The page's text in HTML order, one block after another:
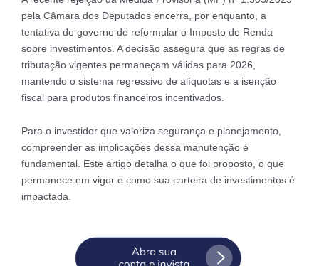
pela Câmara dos Deputados encerra, por enquanto, a
tentativa do governo de reformular o Imposto de Renda
sobre investimentos. A decisão assegura que as regras de
tributação vigentes permaneçam válidas para 2026,
mantendo o sistema regressivo de alíquotas e a isenção
fiscal para produtos financeiros incentivados.
Para o investidor que valoriza segurança e planejamento,
compreender as implicações dessa manutenção é
fundamental. Este artigo detalha o que foi proposto, o que
permanece em vigor e como sua carteira de investimentos é
impactada.